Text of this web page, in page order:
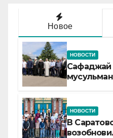
Новое
НОВОСТИ
Сафаджай
НОВОСТИ
В